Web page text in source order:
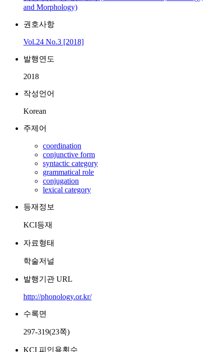
and Morphology)
권호사항
Vol.24 No.3 [2018]
발행연도
2018
작성언어
Korean
주제어
coordination
conjunctive form
syntactic category
grammatical role
conjugation
lexical category
등재정보
KCI등재
자료형태
학술저널
발행기관 URL
http://phonology.or.kr/
수록면
297-319(23쪽)
KCI 피인용횟수